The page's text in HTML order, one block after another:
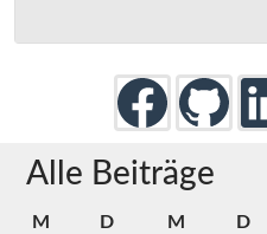
Alle Beiträge
M D M D